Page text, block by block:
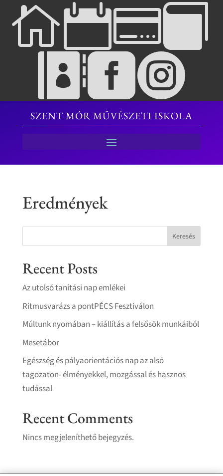


SZENT MÓR MŰVÉSZETI ISKOLA
Eredmények
Keresés
Recent Posts
Az utolsó tanítási nap emlékei
Ritmusvarázs a pontPÉCS Fesztiválon
Múltunk nyomában – kiállítás a felsősök munkáiból
Mesetábor
Egészség és pályaorientációs nap az alsó
tagozaton- élményekkel, mozgással és hasznos
tudással
Recent Comments
Nincs megjeleníthető bejegyzés.